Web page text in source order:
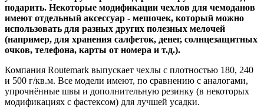
подарить. Некоторые модификации чехлов для чемоданов
имеют отдельный аксессуар - мешочек, который можно
использовать для разных других полезных мелочей
(например, для хранения салфеток, денег, солнцезащитных
очков, телефона, карты от номера и т.д.).
Компания Routemark выпускает чехлы с плотностью 180, 240
и 500 г/кв.м. Все модели имеют, по сравнению с аналогами,
упрочнённые швы и дополнительную резинку (в некоторых
модификациях с фастексом) для лучшей усадки.